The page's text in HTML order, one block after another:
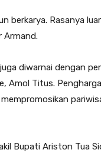
berkarya. Rasanya
Armand.
diwarnai dengan
Amol Titus.
Bupati Ariston Tua